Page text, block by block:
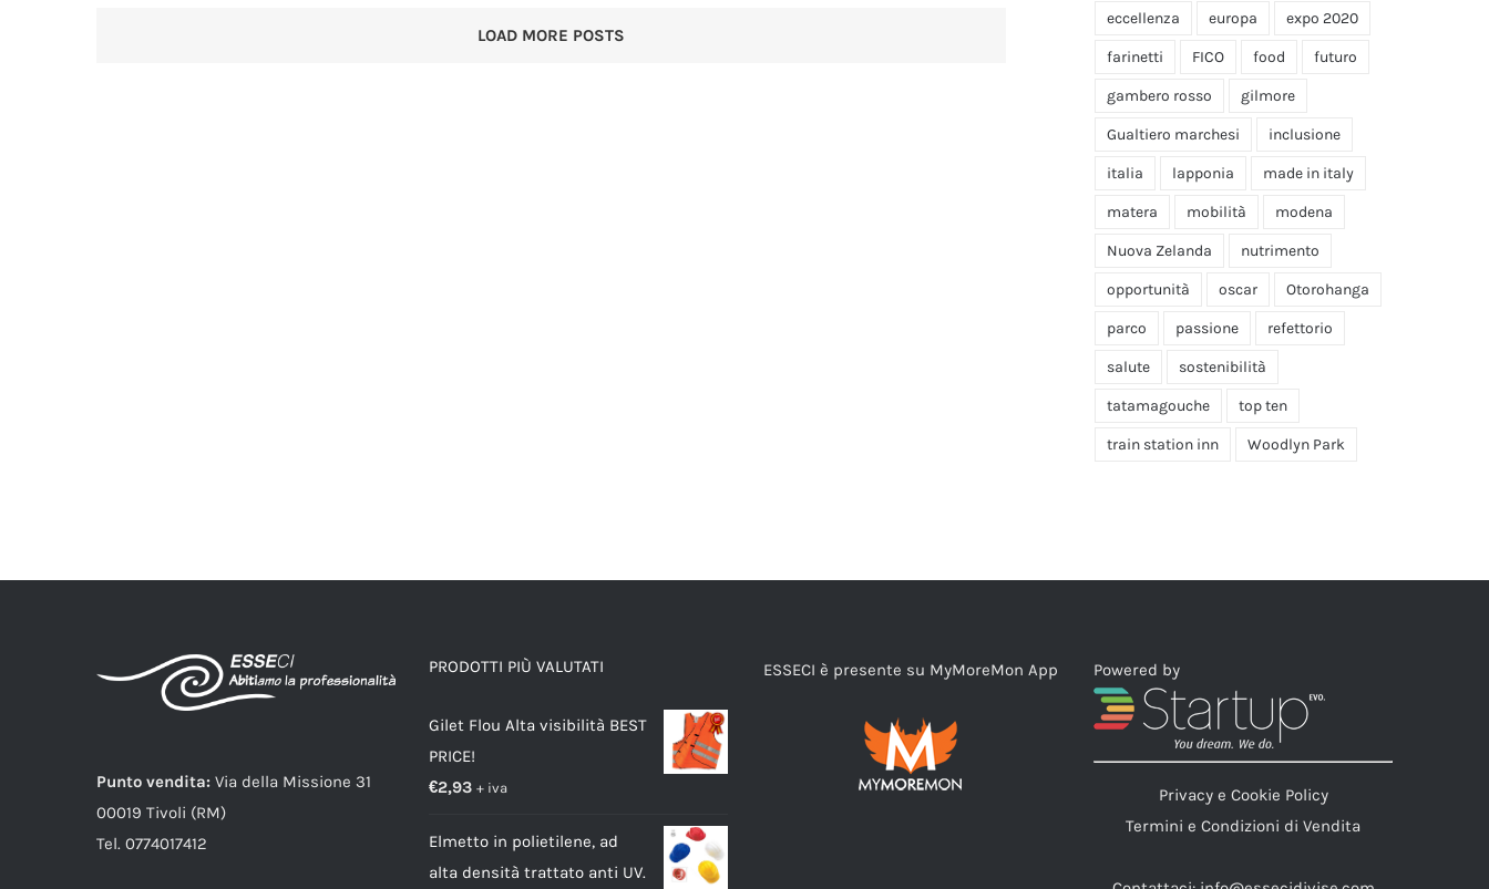
LOAD MORE POSTS
eccellenza europa expo 2020
farinetti FICO food futuro
gambero rosso gilmore
Gualtiero marchesi inclusione
italia lapponia made in italy
matera mobilità modena
Nuova Zelanda nutrimento
opportunità oscar Otorohanga
parco passione refettorio
salute sostenibilità
tatamagouche top ten
train station inn Woodlyn Park
Punto vendita: Via della Missione 31
00019 Tivoli (RM)
Tel. 0774017412
PRODOTTI PIÙ VALUTATI
Gilet Flou Alta visibilità BEST
PRICE!
€2,93 + iva
Elmetto in polietilene, ad
alta densità trattato anti UV.
ESSECI è presente su MyMoreMon App Powered by
Privacy e Cookie Policy
Termini e Condizioni di Vendita